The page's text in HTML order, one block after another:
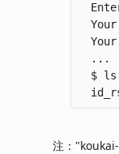
...
$
注：